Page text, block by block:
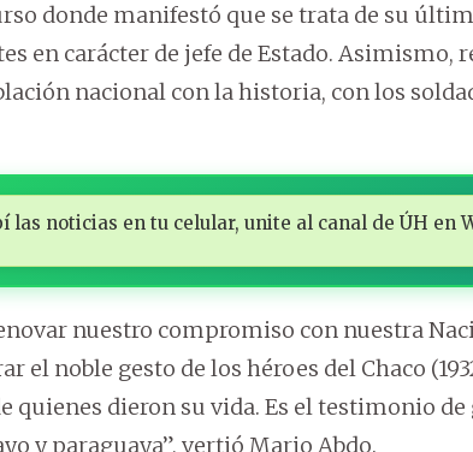
donde manifestó que se trata de su
en carácter de jefe de Estado.
nacional con la historia, con los
las noticias en tu celular, unite al canal de ÚH en
nuestro compromiso con nuestra
el noble gesto de los héroes del Chaco
quienes dieron su vida. Es el testimonio
y paraguaya”, vertió Mario Abdo.